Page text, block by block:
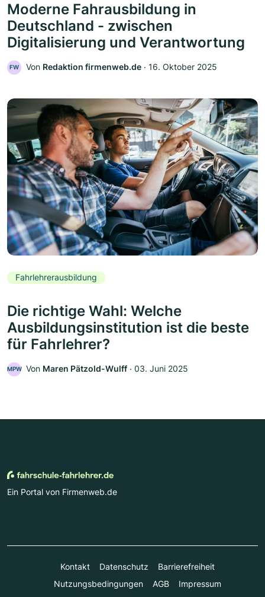
Moderne Fahrausbildung in
Deutschland - zwischen
Digitalisierung und Verantwortung
FW Von Redaktion firmenweb.de ‧ 16. Oktober 2025
Fahrlehrerausbildung
Die richtige Wahl: Welche
Ausbildungsinstitution ist die beste
für Fahrlehrer?
MPW Von Maren Pätzold-Wulff ‧ 03. Juni 2025
Ein Portal von Firmenweb.de
Kontakt Datenschutz
Barrierefreiheit
Nutzungsbedingungen
AGB Impressum